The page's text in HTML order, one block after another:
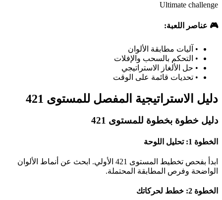
Ultimate challenge
🎮 عناصر اللعبة:
• آليات مطابقة الألوان
• التحكم بالسحب والإفلات
• حل الألغاز الاستراتيجي
• تحديات قائمة على الوقت
دليل الاستراتيجية المفصل للمستوى 421
دليل خطوة بخطوة للمستوى 421
الخطوة 1: تحليل اللوحة
ابدأ بفحص تخطيط المستوى 421 الأولي. ابحث عن أنماط الألوان
الواضحة وفرص المطابقة المحتملة.
الخطوة 2: خطط لحركاتك